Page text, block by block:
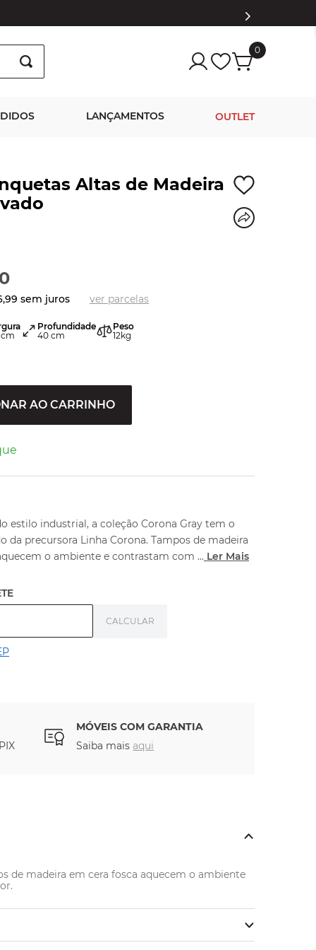
0
LANÇAMENTOS OUTLET
Altas de Madeira
,99 sem juros ver parcelas
Profundidade
40 cm
Peso
12kg
AO CARRINHO
estilo industrial, a coleção Corona Gray tem o
da precursora Linha Corona. Tampos de madeira
o ambiente e contrastam com ... Ler Mais
MÓVEIS COM GARANTIA
Saiba mais aqui
de madeira em cera fosca aquecem o ambiente